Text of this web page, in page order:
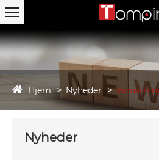
Hjem Nyheder Industri
Nyheder